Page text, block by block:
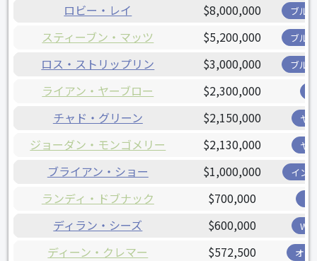
ロビー・レイ $8,000,000 ブル
スティーブン・マッツ $5,200,000 ブル
ロス・ストリップリン $3,000,000 ブル
ライアン・ヤーブロー $2,300,000
チャド・グリーン $2,150,000 ヤ
ジョーダン・モンゴメリー $2,130,000 ヤ
ブライアン・ショー $1,000,000 イン
ランディ・ドブナック $700,000
ディラン・シーズ $600,000 W
ディーン・クレマー $572,500 オリ